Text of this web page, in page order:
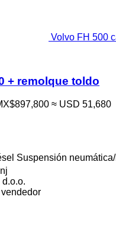
Volvo FH 500
+ remolque toldo
≈ USD 51,680
Suspensión